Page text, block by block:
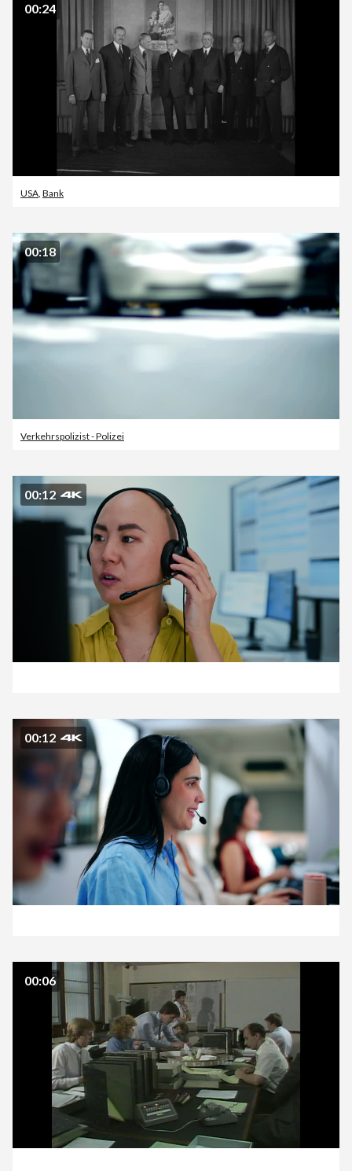
00:24
USA Bank
00:18
Verkehrspolizist - Polizei
00:12
00:12
00:06